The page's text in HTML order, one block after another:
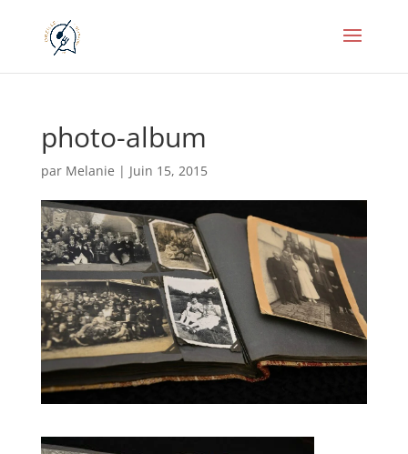
photo-album
par Melanie | Juin 15, 2015